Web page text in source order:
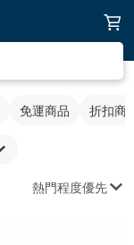
免運商品 折扣商
熱門程度優先